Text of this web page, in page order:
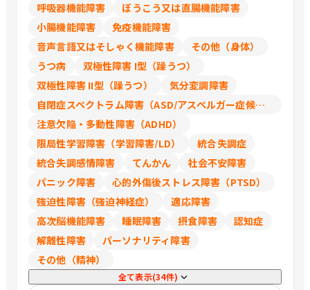
呼吸器機能障害
ぼうこう又は直腸機能障害
小腸機能障害
免疫機能障害
音声言語又はそしゃく機能障害
その他（身体）
うつ病
双極性障害 I型（躁うつ）
双極性障害 II型（躁うつ）
気分変調障害
自閉症スペクトラム障害（ASD/アスペルガー症候群/広汎性発達障害）
注意欠陥・多動性障害（ADHD）
限局性学習障害（学習障害/LD）
統合失調症
統合失調感情障害
てんかん
社会不安障害
パニック障害
心的外傷後ストレス障害（PTSD）
強迫性障害（強迫神経症）
適応障害
高次脳機能障害
睡眠障害 摂食障害
認知症
解離性障害
パーソナリティ障害
その他（精神）
全て表示(34件)